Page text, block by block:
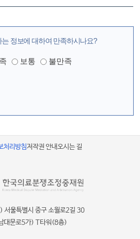
정보에 대하여 만족하시나요?
보통
불만족
처리방침저작권 안내오시는 길
울특별시 중구 소월로2길 30
대문로5가) T타워(8층)